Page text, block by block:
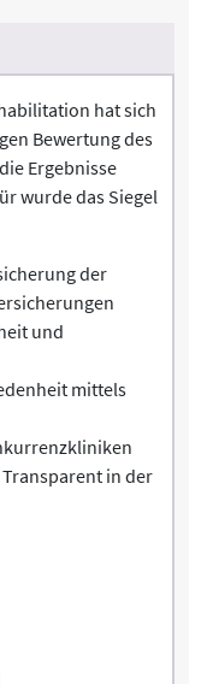
hat sich
Bewertung des
Ergebnisse
wurde das Siegel
der
und
mittels
in der